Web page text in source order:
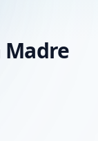
Madre